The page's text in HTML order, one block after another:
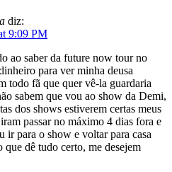
diz:
9:09 PM
ao saber da future now tour no
para ver minha deusa
todo fã que quer vê-la guardaria
sabem que vou ao show da Demi,
dos shows estiverem certas meus
passar no máximo 4 dias fora e
ir para o show e voltar para casa
que dê tudo certo, me desejem